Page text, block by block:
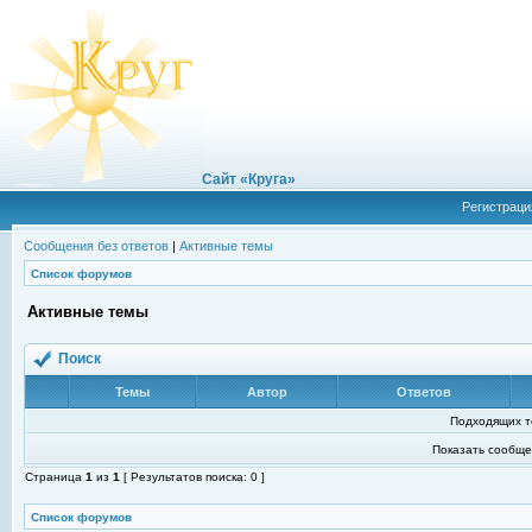
Сайт «Круга»
Сообщения без ответов | Активные темы
Список форумов
Активные темы
Поиск
Темы Автор Ответов
Подходящих
Показать
Страница 1 из 1 [ Результатов поиска: 0 ]
Список форумов